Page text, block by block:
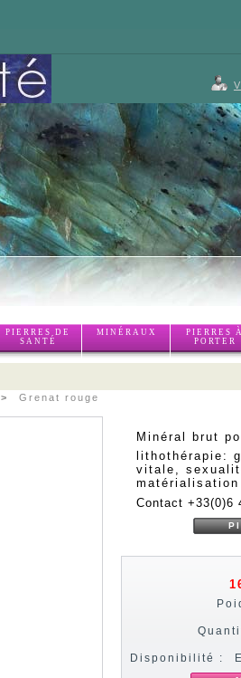
PIERRES DE
SANTÉ
MINÉRAUX
PIERRES À
PORTER
> Grenat rouge
Minéral brut
lithothérapie:
vitale,
matérialisation
Contact +33(0)6
Disponibilité :